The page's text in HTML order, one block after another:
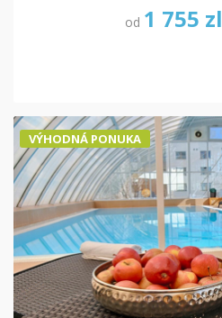
od 1 755 zl
VÝHODNÁ PONUKA